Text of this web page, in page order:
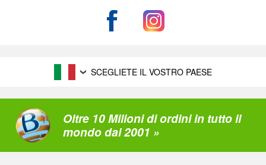
SCEGLIETE IL VOSTRO PAESE
Oltre 10 Milioni di ordini in tutto il
mondo dal 2001 »